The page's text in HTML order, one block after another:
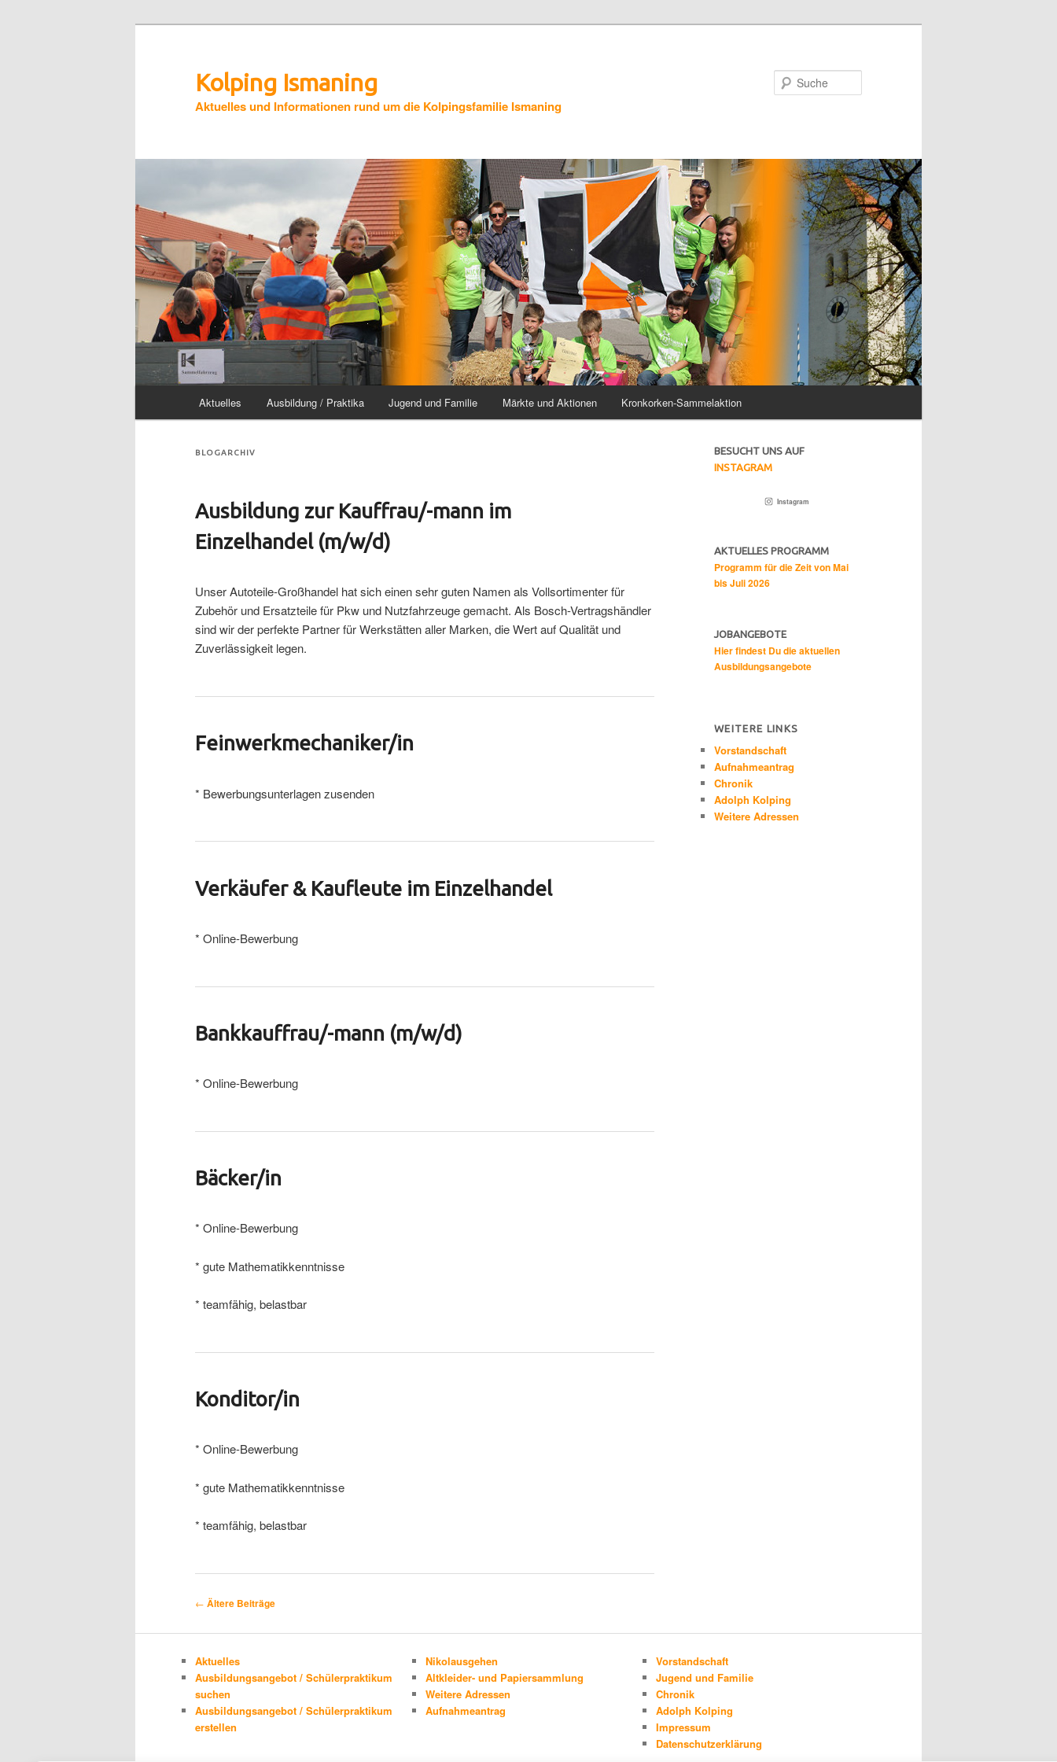
Kolping Ismaning
Aktuelles und Informationen rund um die Kolpingsfamilie Ismaning
HauptmenüAktuelles Ausbildung / Praktika Jugend und Familie Märkte und Aktionen Kronkorken-Sammelaktion
BLOGARCHIV
Ausbildung zur Kauffrau/-mann im
Einzelhandel (m/w/d)
Unser Autoteile-Großhandel hat sich einen sehr guten Namen als Vollsortimenter für
Zubehör und Ersatzteile für Pkw und Nutzfahrzeuge gemacht. Als Bosch-Vertragshändler
sind wir der perfekte Partner für Werkstätten aller Marken, die Wert auf Qualität und
Zuverlässigkeit legen.
Feinwerkmechaniker/in
* Bewerbungsunterlagen zusenden
Verkäufer & Kaufleute im Einzelhandel
* Online-Bewerbung
Bankkauffrau/-mann (m/w/d)
* Online-Bewerbung
Bäcker/in
* Online-Bewerbung
* gute Mathematikkenntnisse
* teamfähig, belastbar
Konditor/in
* Online-Bewerbung
* gute Mathematikkenntnisse
* teamfähig, belastbar
Beitragsnavigation
← Ältere Beiträge
BESUCHT UNS AUF
INSTAGRAM
Instagram
AKTUELLES PROGRAMM
Programm für die Zeit von Mai
bis Juli 2026
JOBANGEBOTE
Hier findest Du die aktuellen
Ausbildungsangebote
WEITERE LINKS
Vorstandschaft
Aufnahmeantrag
Chronik
Adolph Kolping
Weitere Adressen
Aktuelles
Ausbildungsangebot / Schülerpraktikum
suchen
Ausbildungsangebot / Schülerpraktikum
erstellen
Nikolausgehen
Altkleider- und Papiersammlung
Weitere Adressen
Aufnahmeantrag
Vorstandschaft
Jugend und Familie
Chronik
Adolph Kolping
Impressum
Datenschutzerklärung